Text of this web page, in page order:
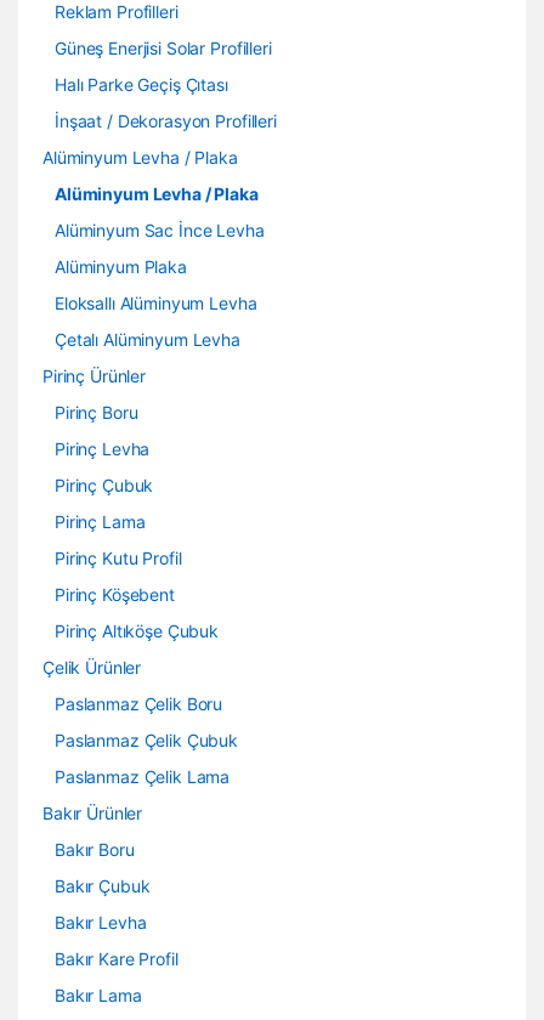
Reklam Profilleri
Güneş Enerjisi Solar Profilleri
Halı Parke Geçiş Çıtası
İnşaat / Dekorasyon Profilleri
Alüminyum Levha / Plaka
Alüminyum Levha / Plaka
Alüminyum Sac İnce Levha
Alüminyum Plaka
Eloksallı Alüminyum Levha
Çetalı Alüminyum Levha
Pirinç Ürünler
Pirinç Boru
Pirinç Levha
Pirinç Çubuk
Pirinç Lama
Pirinç Kutu Profil
Pirinç Köşebent
Pirinç Altıköşe Çubuk
Çelik Ürünler
Paslanmaz Çelik Boru
Paslanmaz Çelik Çubuk
Paslanmaz Çelik Lama
Bakır Ürünler
Bakır Boru
Bakır Çubuk
Bakır Levha
Bakır Kare Profil
Bakır Lama